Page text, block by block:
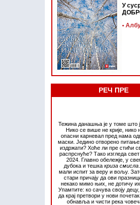
У
•
РЕЧ ПРЕ
Тежина данашња је у томе што
Нико се више не крије, нико
опасни карневал пред нама
маски. Једино отворено
издржати? Хоће ли пре стићи
распрснуће? Тако изгледа
2024. Главно обележје, у
дубока и тешка криза смисла
мали испит за веру и вољу.
стари причају да ови
некако мимо њих, не дотичу их
Упамтите: ко сачува своју
да крај претвори у нови
обнавља и чисти река